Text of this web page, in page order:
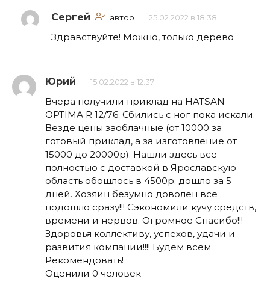
Сергей автор 25.02.2022 в 18:38
Здравствуйте! Можно, только дерево
Юрий 15.02.2022 в 12:37
Вчера получили приклад на HATSAN
OPTIMA R 12/76. Сбились с ног пока искали.
Везде цены заоблачные (от 10000 за
готовый приклад, а за изготовление от
15000 до 20000р). Нашли здесь все
полностью с доставкой в Ярославскую
область обошлось в 4500р. дошло за 5
дней. Хозяин безумно доволен все
подошло сразу!!! Сэкономили кучу средств,
времени и нервов. Огромное Спасибо!!!
Здоровья коллективу, успехов, удачи и
развития компании!!!! Будем всем
Рекомендовать!
Оценили 0 человек